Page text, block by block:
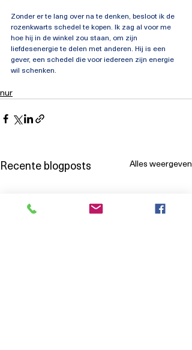
Zonder er te lang over na te denken, besloot ik de
rozenkwarts schedel te kopen. Ik zag al voor me
hoe hij in de winkel zou staan, om zijn
liefdesenergie te delen met anderen. Hij is een
gever, een schedel die voor iedereen zijn energie
wil schenken.
nur
Recente blogposts Alles weergeven